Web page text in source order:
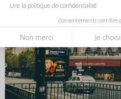
Lire la politique de confidentialité
Consentements certifiés
Non merci Je